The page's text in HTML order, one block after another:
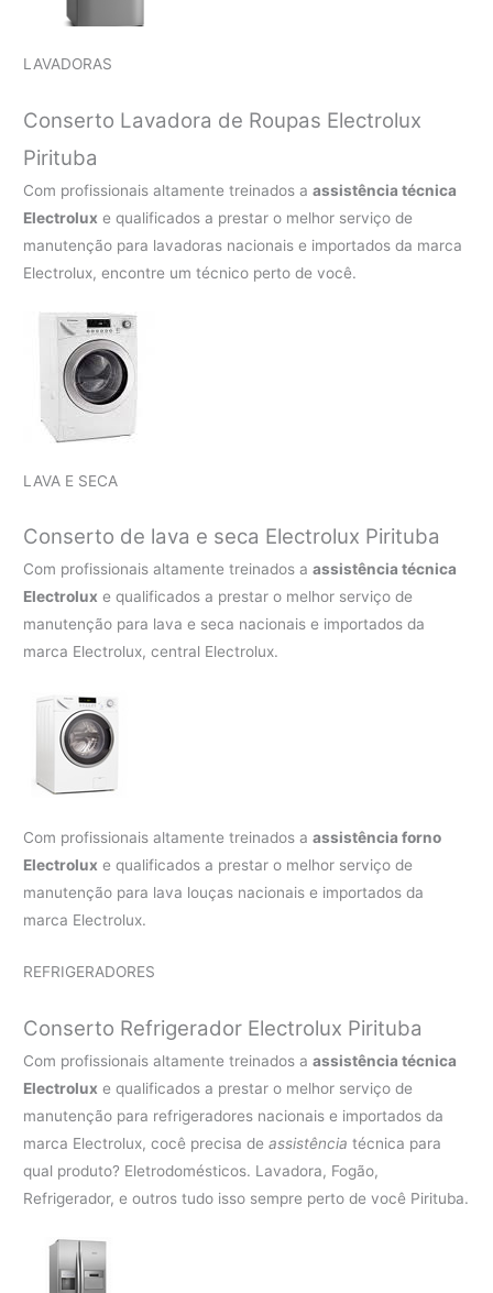
LAVADORAS
Conserto Lavadora de Roupas Electrolux
Pirituba
Com profissionais altamente treinados aassistência técnica
Electrolux e qualificados a prestar o melhor serviço de
manutenção para lavadoras nacionais e importados da marca
Electrolux, encontre um técnico perto de você.
LAVA E SECA
Conserto de lava e seca Electrolux Pirituba
Com profissionais altamente treinados aassistência técnica
Electrolux e qualificados a prestar o melhor serviço de
manutenção para lava e seca nacionais e importados da
marca Electrolux, central Electrolux.
Com profissionais altamente treinados aassistência forno
Electrolux e qualificados a prestar o melhor serviço de
manutenção para lava louças nacionais e importados da
marca Electrolux.
REFRIGERADORES
Conserto Refrigerador Electrolux Pirituba
Com profissionais altamente treinados aassistência técnica
Electrolux e qualificados a prestar o melhor serviço de
manutenção para refrigeradores nacionais e importados da
marca Electrolux, cocê precisa deassistência técnica para
qual produto? Eletrodomésticos. Lavadora, Fogão,
Refrigerador, e outros tudo isso sempre perto de você Pirituba.